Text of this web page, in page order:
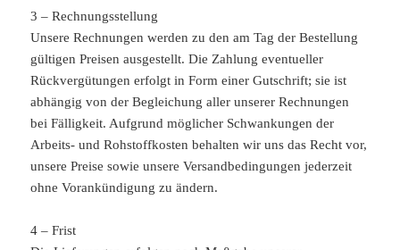
3 – Rechnungsstellung
Unsere Rechnungen werden zu den am Tag der Bestellung
gültigen Preisen ausgestellt. Die Zahlung eventueller
Rückvergütungen erfolgt in Form einer Gutschrift; sie ist
abhängig von der Begleichung aller unserer Rechnungen
bei Fälligkeit. Aufgrund möglicher Schwankungen der
Arbeits- und Rohstoffkosten behalten wir uns das Recht vor,
unsere Preise sowie unsere Versandbedingungen jederzeit
ohne Vorankündigung zu ändern.
4 – Frist